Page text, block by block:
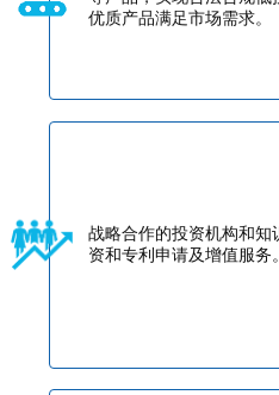
优质产品满足市场需求。
战略合作的投资机构和知
资和专利申请及增值服务。